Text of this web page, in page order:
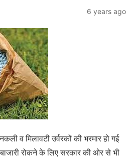
6 years ago
व मिलावटी उर्वरकों की भरमार हो गई
रोकने के लिए सरकार की ओर से भी